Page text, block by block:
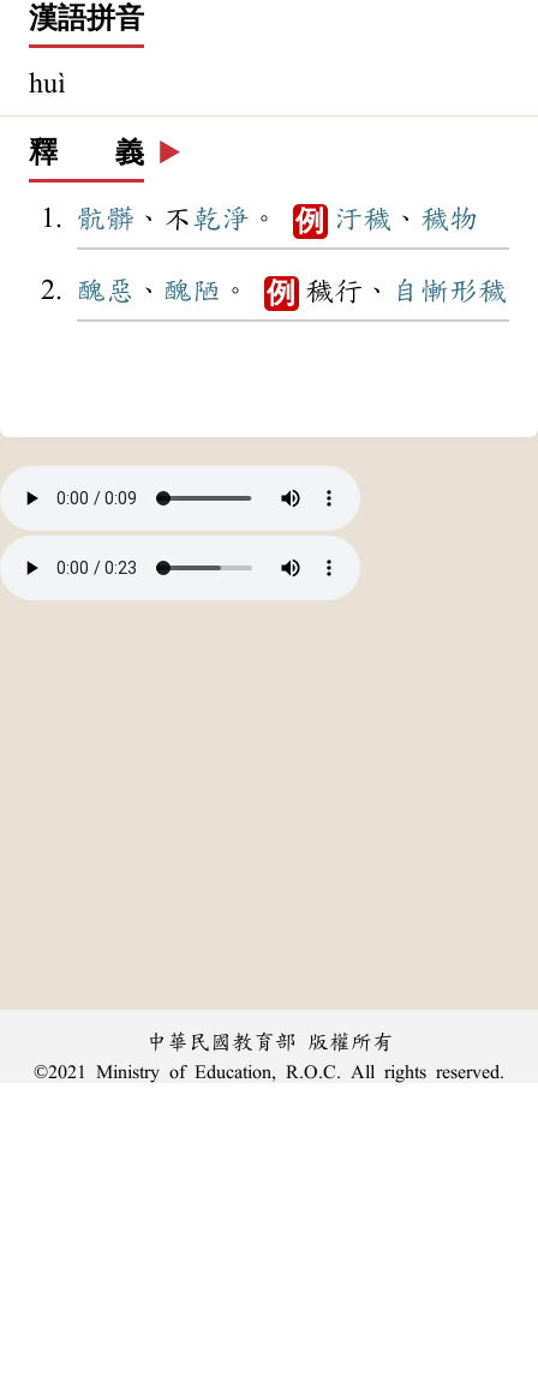
漢語拼音
huì
釋 義 ▶️
骯髒 、不乾淨 。 例 汙穢 、 穢物
醜惡 、 醜陋 。 例 穢行、 自慚形穢
中華民國教育部 版權所有
©2021 Ministry of Education, R.O.C. All rights reserved.